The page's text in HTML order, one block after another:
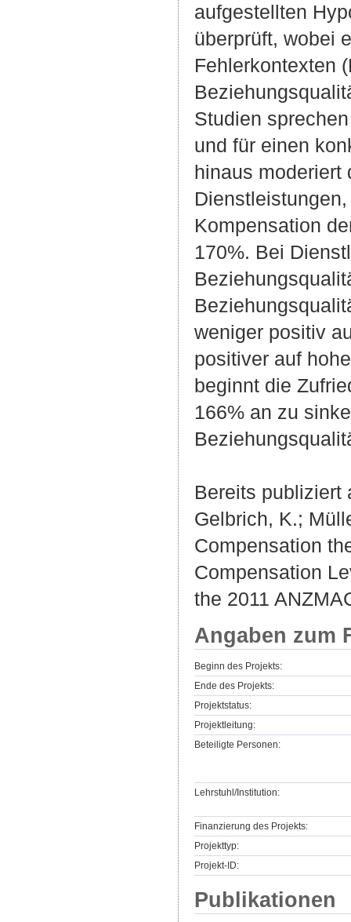
aufgestellten
überprüft, wobei
Fehlerkontexten
Studien
und für einen
hinaus moderiert
Kompensation
170%. Bei
weniger positiv
positiver auf
beginnt die
166% an zu
Bereits publiziert
Gelbrich, K.;
Compensation
Compensation
the 2011
Angaben zum
Beginn des Projekts:
Ende des Projekts:
Projektstatus:
Projektleitung:
Beteiligte Personen:
Lehrstuhl/Institution:
Finanzierung des Projekts:
Projekttyp:
Projekt-ID:
Publikationen